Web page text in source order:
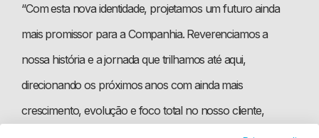
“Com esta nova identidade, projetamos um futuro ainda
mais promissor para a Companhia. Reverenciamos a
nossa história e a jornada que trilhamos até aqui,
direcionando os próximos anos com ainda mais
crescimento, evolução e foco total no nosso cliente,